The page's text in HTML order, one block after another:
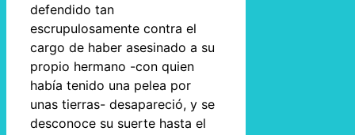
defendido tan
escrupulosamente contra el
cargo de haber asesinado a su
propio hermano -con quien
había tenido una pelea por
unas tierras- desapareció, y se
desconoce su suerte hasta el